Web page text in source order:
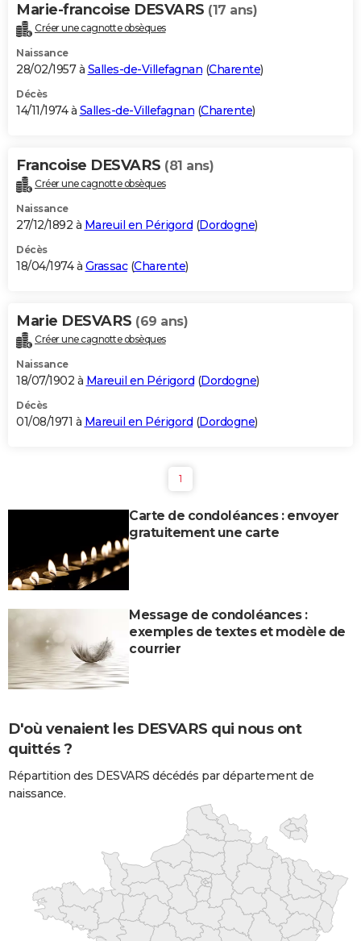
Marie-francoise DESVARS (17 ans)
Créer une cagnotte obsèques
Naissance
28/02/1957 à Salles-de-Villefagnan (Charente)
Décès
14/11/1974 à Salles-de-Villefagnan (Charente)
Francoise DESVARS (81 ans)
Créer une cagnotte obsèques
Naissance
27/12/1892 à Mareuil en Périgord (Dordogne)
Décès
18/04/1974 à Grassac(Charente)
Marie DESVARS (69 ans)
Créer une cagnotte obsèques
Naissance
18/07/1902 à Mareuil en Périgord (Dordogne)
Décès
01/08/1971 à Mareuil en Périgord (Dordogne)
1
Carte de condoléances : envoyer
gratuitement une carte
Message de condoléances :
exemples de textes et modèle de
courrier
D'où venaient les DESVARS qui nous ont
quittés ?
Répartition des DESVARS décédés par département de
naissance.